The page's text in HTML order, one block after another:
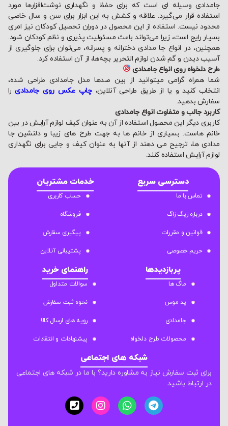
جامدادی وسیله ای است که برای حفظ و نگهداری نوشت‌افزارها مورد
استفاده قرار می‌گیرد. علاقه و کشش به این ابزار برای سن و سال خاصی
محدود نیست. استفاده از این محصول در دوران تحصیل کودکان نیز امری
بسیار رایج است، زیرا می‌تواند باعث مسئولیت پذیری و نظم کودکان شود.
همچنین، در انواع جا مدادی دخترانه و پسرانه، می‌توان برای جلوگیری از
آسیب دیدن و گم شدن لوازم التحریر بچه‌ها، از آن استفاده کرد.
طرح دلخواه روی انواع جامدادی
شما همراه گرامی میتوانید از بین صدها مدل جامدادی طراحی شده،
انتخاب کنید و یا از طریق طراحی آنلاین،چاپ عکس روی جامدادیرا
سفارش بدهید.
کاربرد جالب و متفاوت انواع جامدادی
کاربری دیگر این محصول استفاده از آن به عنوان کیف لوازم آرایش در بین
خانم هاست. بسیاری از خانم ها به جهت طرح های زیبا و دلنشین جا
مدادی ها، ترجیح می دهند از آنها به عنوان کیف و جایی برای نگهداری
لوازم آرایش استفاده کنند.
دسترسی سریع
تماس با ما
درباره زیگ زاگ
قوانین و مقررات
حریم خصوصی
خدمات مشتریان
حساب کاربری
فروشگاه
پیگیری سفارش
پشتیبانی آنلاین
پربازدیدها
ماگ ها
پد موس
جامدادی
محصولات طرح دلخواه
راهنمای خرید
سوالات متداول
نحوه ثبت سفارش
رویه های ارسال کالا
پیشنهادات و انتقادات
شبکه های اجتماعی
برای ثبت سفارش نیاز به مشاوره دارید؟ با ما در شبکه های اجتماعی
در ارتباط باشید.